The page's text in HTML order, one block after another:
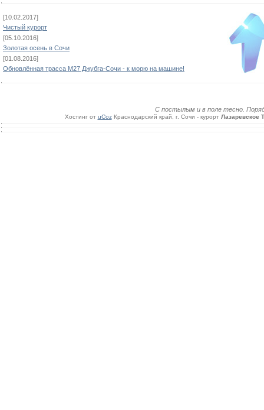
[10.02.2017]
Чистый курорт
[05.10.2016]
Золотая осень в Сочи
[01.08.2016]
Обновлённая трасса М27 Джубга-Сочи - к морю на машине!
С постылым и в поле тесно.
Хостинг от uCozКраснодарcкий край, г. Сочи - курорт